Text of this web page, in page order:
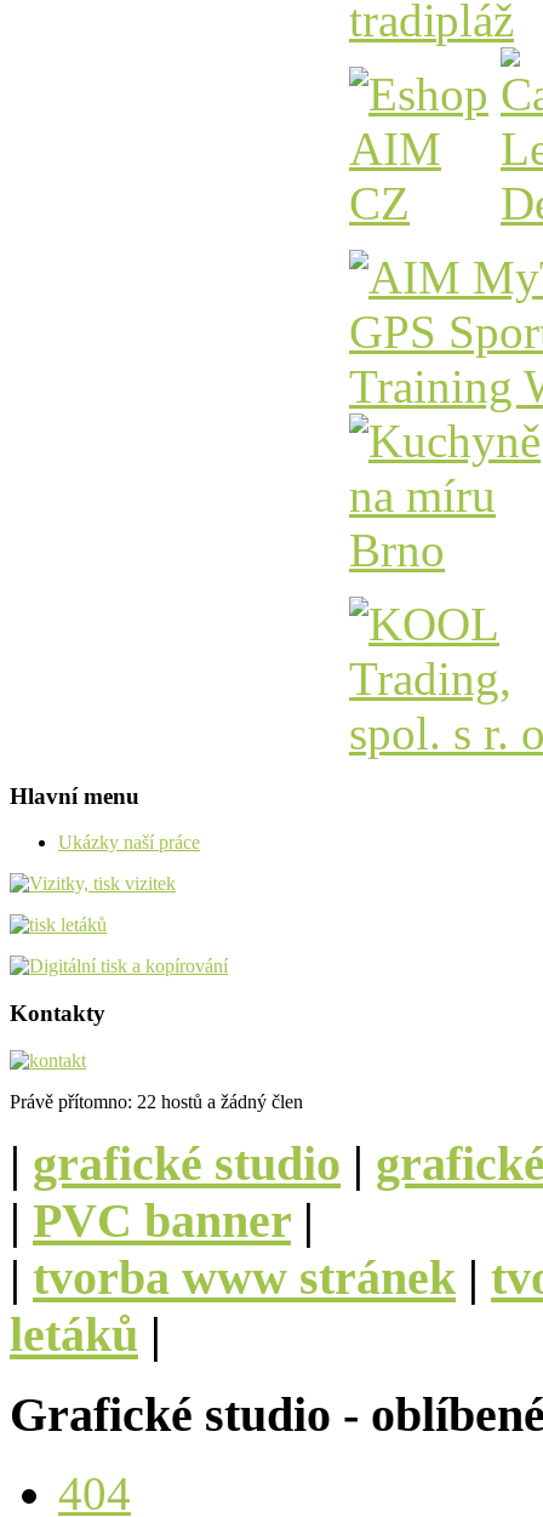
Hlavní menu
Ukázky naší práce
Kontakty
Právě přítomno: 22 hostů a žádný člen
| grafické studio |
| PVC banner |
| tvorba www stránek |
letáků |
Grafické studio -
404